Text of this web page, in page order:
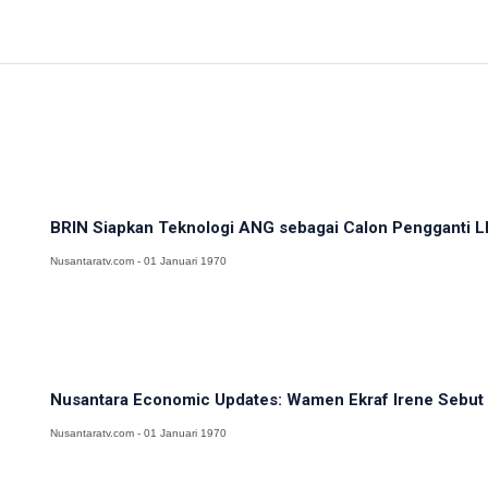
BRIN Siapkan Teknologi ANG sebagai Calon Pengganti
Nusantaratv.com - 01 Januari 1970
Nusantara Economic Updates: Wamen Ekraf Irene
Nusantaratv.com - 01 Januari 1970